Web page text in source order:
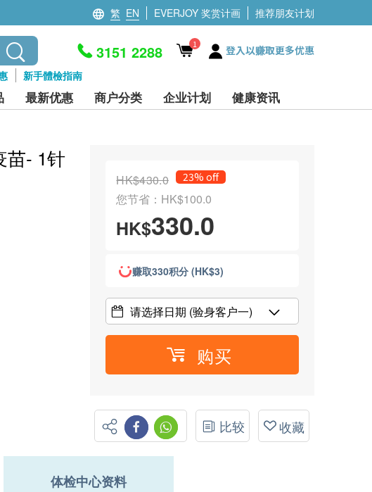
繁 EN EVERJOY 奖赏计画 推荐朋友计划
新手體檢指南
3151 2288 1 登入以赚取更多优惠
最新优惠 商户分类 企业计划 健康资讯
苗- 1针
HK$430.0 23% off
您节省：HK$100.0
HK$330.0
赚取330积分 (HK$3)
请选择日期 (验身客户一)
购买
比较 收藏
体检中心资料